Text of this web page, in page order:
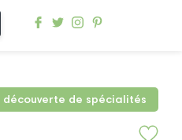
découverte de spécialités